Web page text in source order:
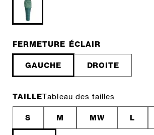
FERMETURE ÉCLAIR
GAUCHE DROITE
TAILLETableau des tailles
S M MW L